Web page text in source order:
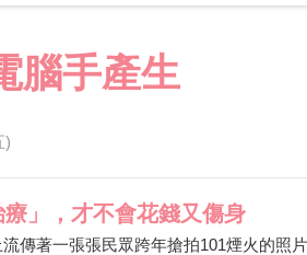
腦手產生
)
療」，才不會花錢又傷身
傳著一張張民眾跨年搶拍101煙火的照